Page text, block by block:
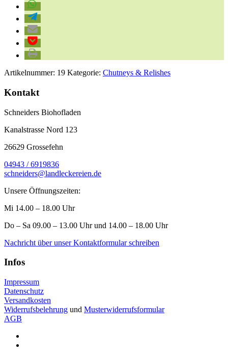
Artikelnummer: 19 Kategorie: Chutneys & Relishes
Kontakt
Schneiders Biohofladen
Kanalstrasse Nord 123
26629 Grossefehn
04943 / 6919836
schneiders@landleckereien.de
Unsere Öffnungszeiten:
Mi 14.00 – 18.00 Uhr
Do – Sa 09.00 – 13.00 Uhr und 14.00 – 18.00 Uhr
Nachricht über unser Kontaktformular schreiben
Infos
Impressum
Datenschutz
Versandkosten
Widerrufsbelehrung und Musterwiderrufsformular
AGB